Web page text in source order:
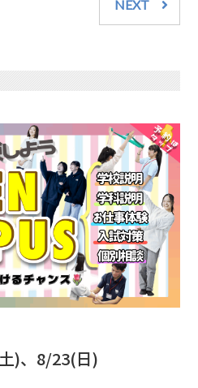
NEXT
)、8/23(日)